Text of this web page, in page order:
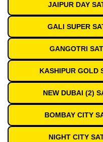
JAIPUR DAY
GALI SUPER
GANGOTRI
KASHIPUR GOLD
NEW DUBAI (2)
BOMBAY CITY
NIGHT CITY